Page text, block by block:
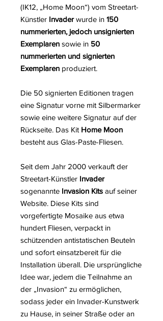
(IK12, „Home Moon“) vom Streetart-
Künstler Invaderwurde in 150
nummerierten, jedoch unsignierten
Exemplaren sowie in 50
nummerierten und signierten
Exemplaren produziert.
Die 50 signierten Editionen tragen
eine Signatur vorne mit Silbermarker
sowie eine weitere Signatur auf der
Rückseite. Das Kit Home Moon
besteht aus Glas-Paste-Fliesen.
Seit dem Jahr 2000 verkauft der
Streetart-Künstler Invader
sogenannte Invasion Kits auf seiner
Website. Diese Kits sind
vorgefertigte Mosaike aus etwa
hundert Fliesen, verpackt in
schützenden antistatischen Beuteln
und sofort einsatzbereit für die
Installation überall. Die ursprüngliche
Idee war, jedem die Teilnahme an
der „Invasion“ zu ermöglichen,
sodass jeder ein Invader-Kunstwerk
zu Hause, in seiner Straße oder an